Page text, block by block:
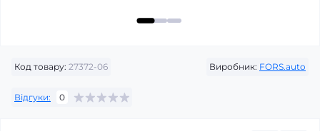
Код товару: 27372-06 Виробник: FORS.auto
Відгуки: 0